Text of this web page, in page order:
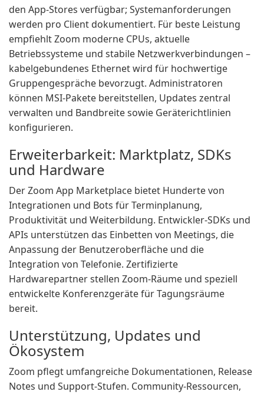
den App-Stores verfügbar; Systemanforderungen
werden pro Client dokumentiert. Für beste Leistung
empfiehlt Zoom moderne CPUs, aktuelle
Betriebssysteme und stabile Netzwerkverbindungen –
kabelgebundenes Ethernet wird für hochwertige
Gruppengespräche bevorzugt. Administratoren
können MSI-Pakete bereitstellen, Updates zentral
verwalten und Bandbreite sowie Geräterichtlinien
konfigurieren.
Erweiterbarkeit: Marktplatz, SDKs
und Hardware
Der Zoom App Marketplace bietet Hunderte von
Integrationen und Bots für Terminplanung,
Produktivität und Weiterbildung. Entwickler-SDKs und
APIs unterstützen das Einbetten von Meetings, die
Anpassung der Benutzeroberfläche und die
Integration von Telefonie. Zertifizierte
Hardwarepartner stellen Zoom-Räume und speziell
entwickelte Konferenzgeräte für Tagungsräume
bereit.
Unterstützung, Updates und
Ökosystem
Zoom pflegt umfangreiche Dokumentationen, Release
Notes und Support-Stufen. Community-Ressourcen,